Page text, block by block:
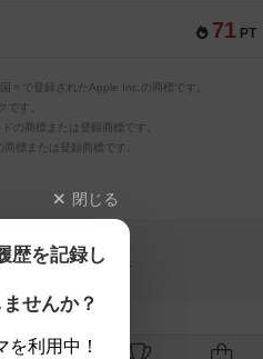
71 PT
々で登録されたApple Inc.の商標です。
す。
の商標または登録商標です。
標または登録商標です。
閉じる
歴を記録し
せんか？
を利用中！
(c)
ゲームの総合情報サイト